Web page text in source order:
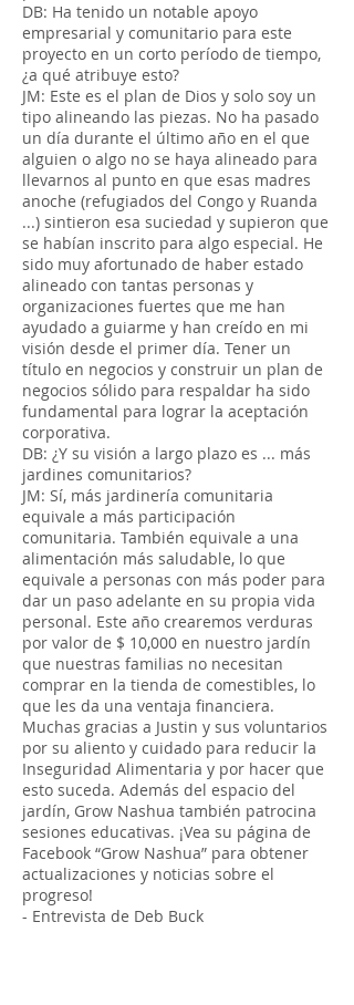
DB: Ha tenido un notable apoyo
empresarial y comunitario para este
proyecto en un corto período de tiempo,
¿a qué atribuye esto?
JM: Este es el plan de Dios y solo soy un
tipo alineando las piezas. No ha pasado
un día durante el último año en el que
alguien o algo no se haya alineado para
llevarnos al punto en que esas madres
anoche (refugiados del Congo y Ruanda
...) sintieron esa suciedad y supieron que
se habían inscrito para algo especial. He
sido muy afortunado de haber estado
alineado con tantas personas y
organizaciones fuertes que me han
ayudado a guiarme y han creído en mi
visión desde el primer día. Tener un
título en negocios y construir un plan de
negocios sólido para respaldar ha sido
fundamental para lograr la aceptación
corporativa.
DB: ¿Y su visión a largo plazo es ... más
jardines comunitarios?
JM: Sí, más jardinería comunitaria
equivale a más participación
comunitaria. También equivale a una
alimentación más saludable, lo que
equivale a personas con más poder para
dar un paso adelante en su propia vida
personal. Este año crearemos verduras
por valor de $ 10,000 en nuestro jardín
que nuestras familias no necesitan
comprar en la tienda de comestibles, lo
que les da una ventaja financiera.
Muchas gracias a Justin y sus voluntarios
por su aliento y cuidado para reducir la
Inseguridad Alimentaria y por hacer que
esto suceda. Además del espacio del
jardín, Grow Nashua también patrocina
sesiones educativas. ¡Vea su página de
Facebook “Grow Nashua” para obtener
actualizaciones y noticias sobre el
progreso!
- Entrevista de Deb Buck